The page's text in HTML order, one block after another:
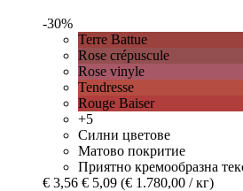
-30%
Terre Battue
Rose crépuscule
Rose vinyle
Tendresse
Rouge Baiser
+5
Силни цветове
Матово покритие
Приятно кремообразна
€ 3,56 € 5,09 (€ 1.780,00 / кг)